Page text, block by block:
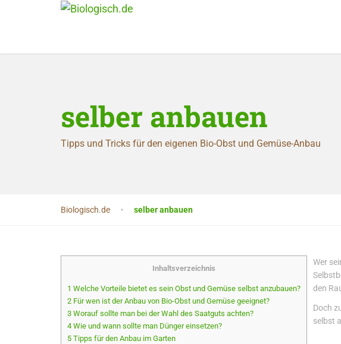
selber anbauen
Tipps und Tricks für den eigenen Bio-Obst und Gemüse-Anbau
Biologisch.de selber anbauen
Inhaltsverzeichnis
1 Welche Vorteile bietet es sein Obst und Gemüse selbst anzubauen?
2 Für wen ist der Anbau von Bio-Obst und Gemüse geeignet?
3 Worauf sollte man bei der Wahl des Saatguts achten?
4 Wie und wann sollte man Dünger einsetzen?
5 Tipps für den Anbau im Garten
Wer
den
Doch
selbst